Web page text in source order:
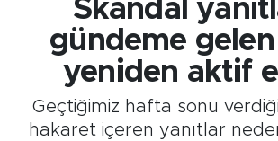
Skandal
gündeme
yeniden aktif
Geçtiğimiz hafta sonu
hakaret içeren yanıtlar
Gündem
Eskişehirspor
Spor
Eskişehir Trafik Yoğunluk
Süper Lig Puan Durumu ve
Tüm Manşetler